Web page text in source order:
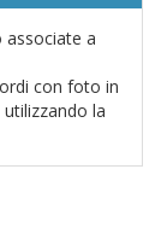
a
con foto in
la